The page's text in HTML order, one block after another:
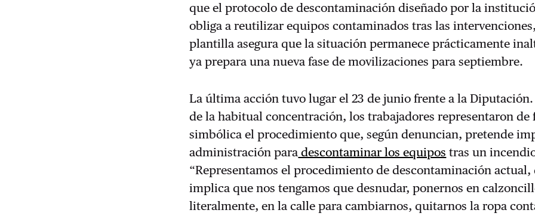
que el protocolo de descontaminación diseñado por la
obliga a reutilizar equipos contaminados tras las
plantilla asegura que la situación permanece prácticamente
ya prepara una nueva fase de movilizaciones para septiembre.
La última acción tuvo lugar el 23 de junio frente a la Diputación.
de la habitual concentración, los trabajadores representaron de
simbólica el procedimiento que, según denuncian, pretende
administración para descontaminar los equipos tras un
“Representamos el procedimiento de descontaminación actual,
implica que nos tengamos que desnudar, ponernos en
literalmente, en la calle para cambiarnos, quitarnos la ropa